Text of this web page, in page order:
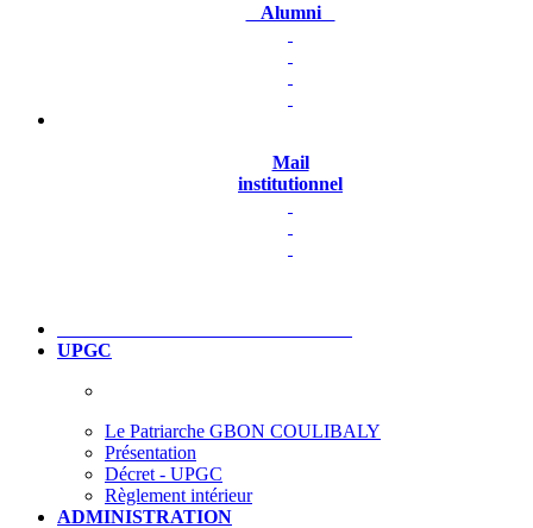
Alumni
Mail
institutionnel
UPGC
Le Patriarche GBON COULIBALY
Présentation
Décret - UPGC
Règlement intérieur
ADMINISTRATION